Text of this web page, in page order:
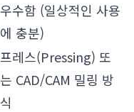
우수함 (일상적인 사용
에 충분)
프레스(Pressing) 또
는 CAD/CAM 밀링 방
식